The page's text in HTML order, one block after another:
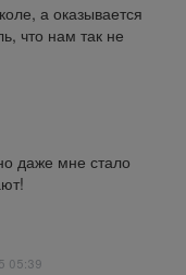
а оказывается
что нам так не
даже мне стало
05:39